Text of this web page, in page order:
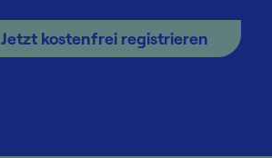
Jetzt kostenfrei registrieren